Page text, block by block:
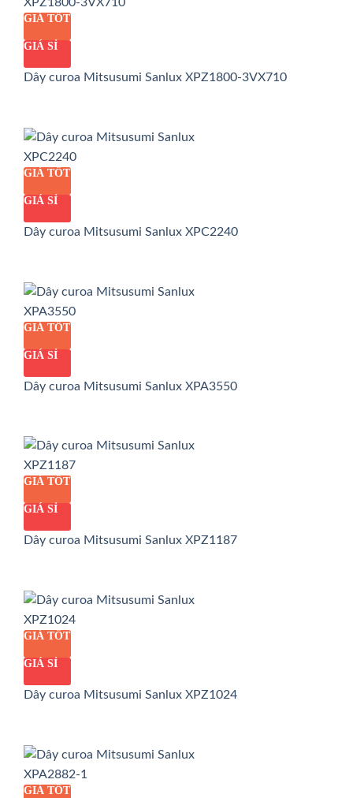
GIÁ TỐT
GIÁ SỈ
Dây curoa Mitsusumi Sanlux XPZ1800-3VX710
GIÁ TỐT
GIÁ SỈ
Dây curoa Mitsusumi Sanlux XPC2240
GIÁ TỐT
GIÁ SỈ
Dây curoa Mitsusumi Sanlux XPA3550
GIÁ TỐT
GIÁ SỈ
Dây curoa Mitsusumi Sanlux XPZ1187
GIÁ TỐT
GIÁ SỈ
Dây curoa Mitsusumi Sanlux XPZ1024
GIÁ TỐT